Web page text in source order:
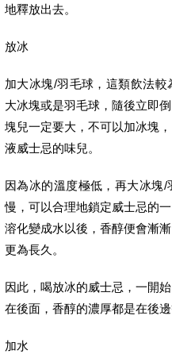
地釋放出去。
放冰
加大冰塊/羽毛球，這類飲法
大冰塊或是羽毛球，隨後立即
塊兒一定要大，不可以加冰塊
液威士忌的味兒。
因為冰的溫度極低，再大冰塊
慢，可以合理地鎖定威士忌的
溶化變成水以後，香醇便會漸
更為長久。
因此，喝放冰的威士忌，一開
在後面，香醇的濃厚都是在後邊
加水